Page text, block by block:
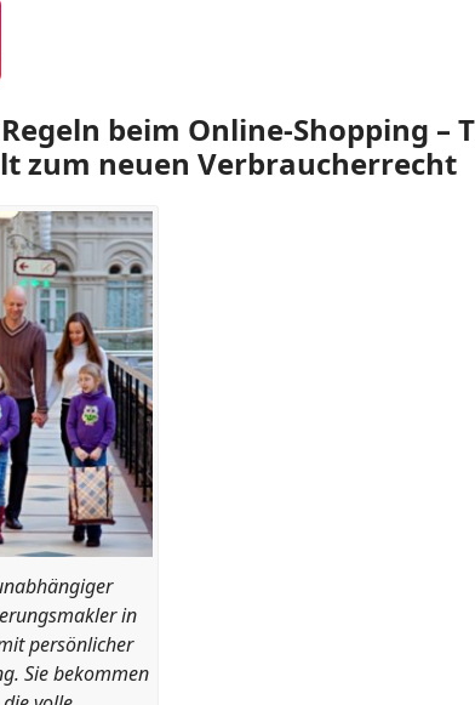
beim Online-Shopping –
zum neuen Verbraucherrecht
in
persönlicher
Sie bekommen